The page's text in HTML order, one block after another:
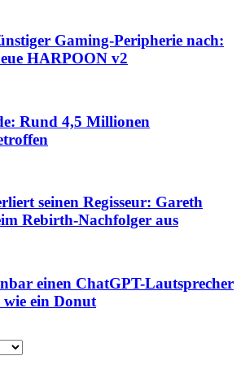
Gaming-Peripherie nach:
HARPOON v2
Rund 4,5 Millionen
seinen Regisseur: Gareth
Rebirth-Nachfolger aus
einen ChatGPT-Lautsprecher
wie ein Donut